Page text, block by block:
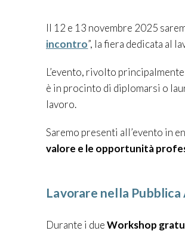
Il 12 e 13 novembre 2025
incontro”, la fiera dedicata al
L’evento, rivolto
è in procinto di diplomarsi o
lavoro.
Saremo presenti all’evento in
valore e le opportunità
Lavorare nella
Durante i dueWorkshop